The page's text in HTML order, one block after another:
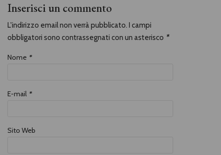
Inserisci un commento
L'indirizzo email non verrà pubblicato. I campi
obbligatori sono contrassegnati con un asterisco *
Nome *
E-mail *
Sito Web